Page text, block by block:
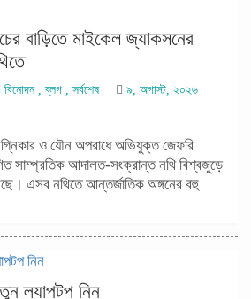
বাড়িতে মাইকেল জ্যাকসনের
বিনোদন,ব্লগ সর্বশেষ ৯, অগাস্ট, ২০২৬
ও যৌন অপরাধে অভিযুক্ত জেফরি
সাম্প্রতিক আদালত-সংক্রান্ত নথি বিশ্বজুড়ে
এসব নথিতে আন্তর্জাতিক অঙ্গনের বহু
ল্যাপটপ নিন